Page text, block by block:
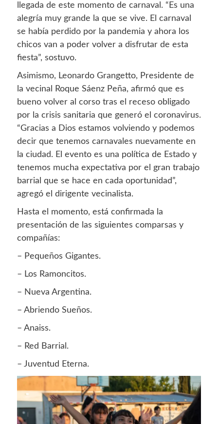
llegada de este momento de carnaval. “Es una
alegría muy grande la que se vive. El carnaval
se había perdido por la pandemia y ahora los
chicos van a poder volver a disfrutar de esta
fiesta”, sostuvo.
Asimismo, Leonardo Grangetto, Presidente de
la vecinal Roque Sáenz Peña, afirmó que es
bueno volver al corso tras el receso obligado
por la crisis sanitaria que generó el coronavirus.
“Gracias a Dios estamos volviendo y podemos
decir que tenemos carnavales nuevamente en
la ciudad. El evento es una política de Estado y
tenemos mucha expectativa por el gran trabajo
barrial que se hace en cada oportunidad”,
agregó el dirigente vecinalista.
Hasta el momento, está confirmada la
presentación de las siguientes comparsas y
compañías:
– Pequeños Gigantes.
– Los Ramoncitos.
– Nueva Argentina.
– Abriendo Sueños.
– Anaiss.
– Red Barrial.
– Juventud Eterna.